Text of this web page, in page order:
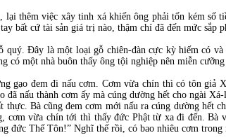
thêm việc xây tinh xá khiến ông phải tốn kém số
bất cứ tài sản giá trị nào, thậm chí đã đến mức sắp
Đây là một loại gỗ chiên-đàn cực kỳ hiếm có
có một nhà buôn thấy ông tội nghiệp nên miễn
gạo đem đi nấu cơm. Cơm vừa chín thì có tôn giả
nấu thành cơm ấy mà cúng dường hết cho ngài
Bà cũng đem cơm mới nấu ra cúng dường hết
cơm vừa chín tới thì thấy đức Phật từ xa đi đến. Bà
đức Thế Tôn!” Nghĩ thế rồi, có bao nhiêu cơm trong